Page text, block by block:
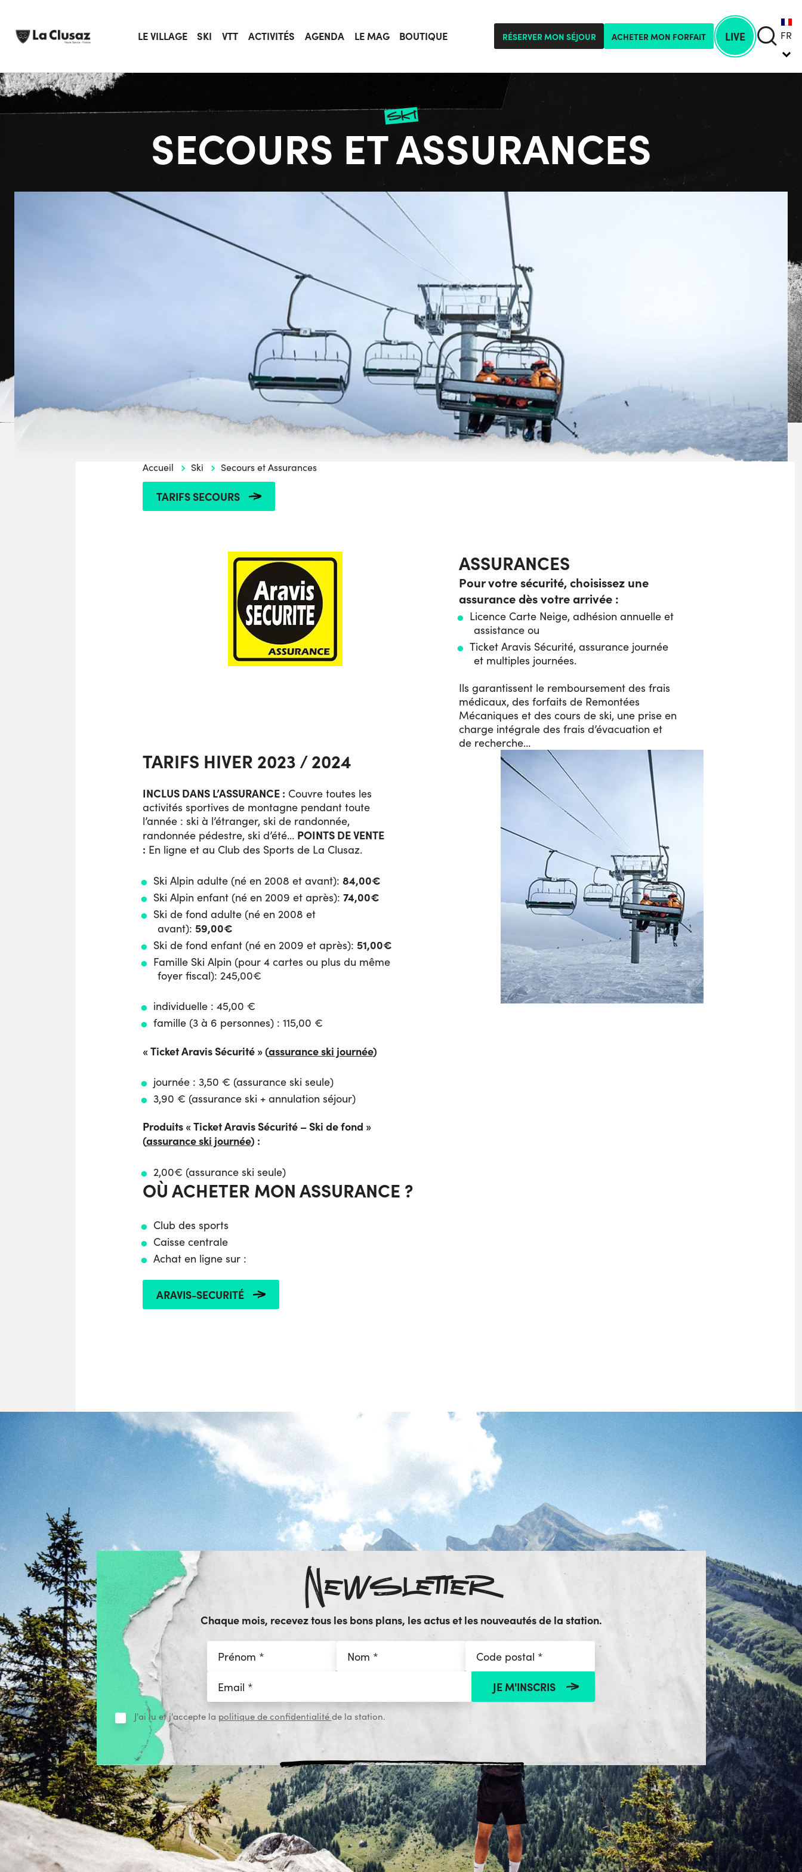
content
LE VILLAGE SKI VTT ACTIVITÉS AGENDA LE MAG BOUTIQUE RÉSERVER MON SÉJOUR ACHETER MON FORFAIT LIVE FR
ski
SECOURS ET ASSURANCES
Accueil Ski Secours et Assurances
TARIFS SECOURS
ASSURANCES
Pour votre sécurité, choisissez une
assurance dès votre arrivée :
Licence Carte Neige, adhésion annuelle et
assistance ou
Ticket Aravis Sécurité, assurance journée
et multiples journées.
Ils garantissent le remboursement des frais
médicaux, des forfaits de Remontées
Mécaniques et des cours de ski, une prise en
charge intégrale des frais d’évacuation et
de recherche…
TARIFS HIVER 2023 / 2024
INCLUS DANS L’ASSURANCE : Couvre toutes les
activités sportives de montagne pendant toute
l’année : ski à l’étranger, ski de randonnée,
randonnée pédestre, ski d’été… POINTS DE VENTE
: En ligne et au Club des Sports de La Clusaz.
Ski Alpin adulte (né en 2008 et avant):84,00€
Ski Alpin enfant (né en 2009 et après):74,00€
Ski de fond adulte (né en 2008 et
avant): 59,00€
Ski de fond enfant (né en 2009 et après):51,00€
Famille Ski Alpin (pour 4 cartes ou plus du même
foyer fiscal): 245,00€
individuelle : 45,00 €
famille (3 à 6 personnes) : 115,00 €
« Ticket Aravis Sécurité » (assurance ski journée)
journée : 3,50 € (assurance ski seule)
3,90 € (assurance ski + annulation séjour)
Produits « Ticket Aravis Sécurité – Ski de fond »
(assurance ski journée) :
2,00€ (assurance ski seule)
OÙ ACHETER MON ASSURANCE ?
Club des sports
Caisse centrale
Achat en ligne sur :
ARAVIS-SECURITÉ
Newsletter
Chaque mois, recevez tous les bons plans, les actus et les nouveautés de la station.
J'ai lu et j'accepte la politique de confidentialité de la station.